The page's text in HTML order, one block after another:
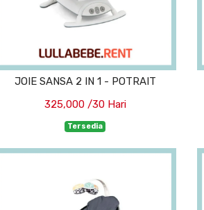
JOIE SANSA 2 IN 1 - POTRAIT
325,000 /30 Hari
Tersedia